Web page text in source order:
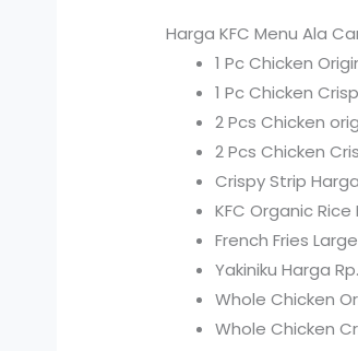
Harga KFC Menu Ala
1 Pc Chicken
1 Pc Chicken
2 Pcs Chicken
2 Pcs Chicken
Crispy Strip Harga
KFC Organic
French Fries
Yakiniku Harga
Whole Chicken
Whole Chicken